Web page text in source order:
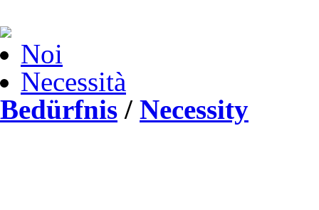
Noi
Necessità
Bedürfnis / Necessity